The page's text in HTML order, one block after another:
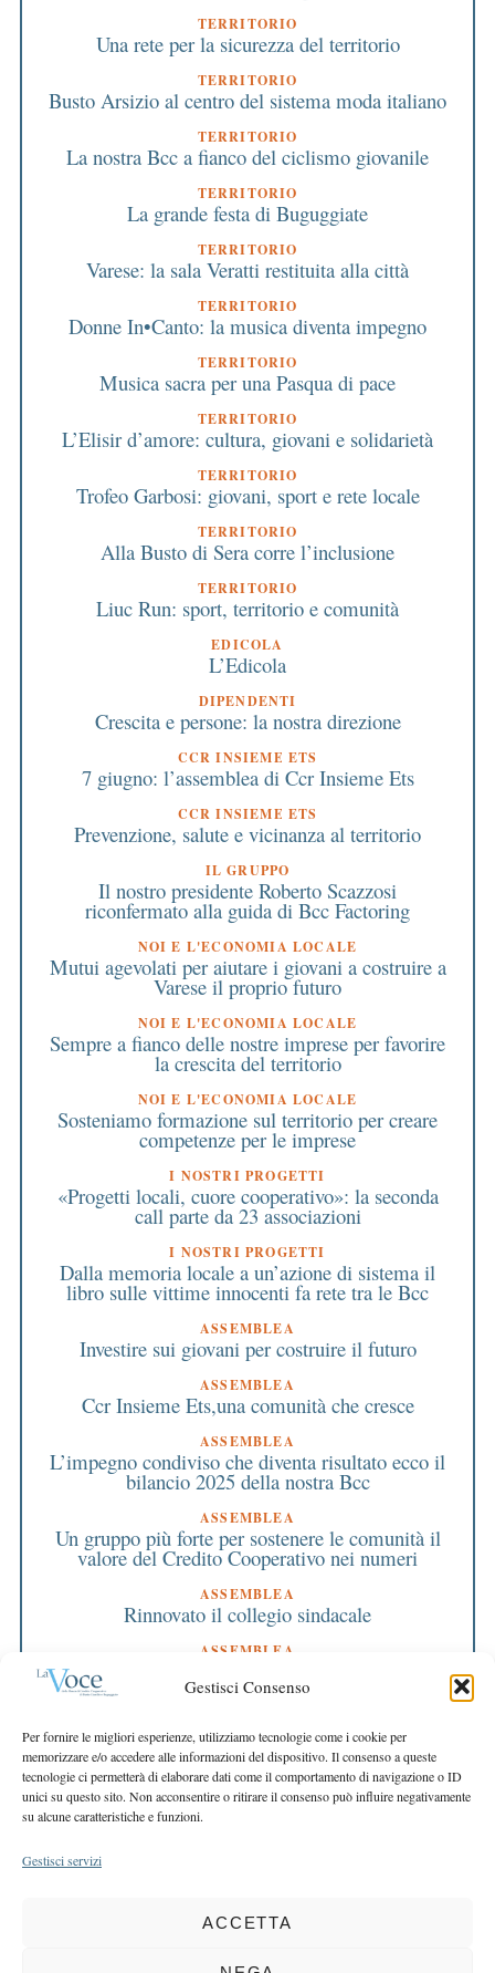
Gestisci Consenso
Per fornire le migliori esperienze, utilizziamo tecnologie come i cookie per
memorizzare e/o accedere alle informazioni del dispositivo. Il consenso a queste
tecnologie ci permetterà di elaborare dati come il comportamento di navigazione o ID
unici su questo sito. Non acconsentire o ritirare il consenso può influire negativamente
su alcune caratteristiche e funzioni.
Gestisci servizi
ACCETTA
TERRITORIO
Una rete per la sicurezza del territorio
TERRITORIO
Busto Arsizio al centro del sistema moda italiano
TERRITORIO
La nostra Bcc a fianco del ciclismo giovanile
TERRITORIO
La grande festa di Buguggiate
TERRITORIO
Varese: la sala Veratti restituita alla città
TERRITORIO
Donne In•Canto: la musica diventa impegno
TERRITORIO
Musica sacra per una Pasqua di pace
TERRITORIO
L’Elisir d’amore: cultura, giovani e solidarietà
TERRITORIO
Trofeo Garbosi: giovani, sport e rete locale
TERRITORIO
Alla Busto di Sera corre l’inclusione
TERRITORIO
Liuc Run: sport, territorio e comunità
EDICOLA
L’Edicola
DIPENDENTI
Crescita e persone: la nostra direzione
CCR INSIEME ETS
7 giugno: l’assemblea di Ccr Insieme Ets
CCR INSIEME ETS
Prevenzione, salute e vicinanza al territorio
IL GRUPPO
Il nostro presidente Roberto Scazzosi
riconfermato alla guida di Bcc Factoring
NOI E L'ECONOMIA LOCALE
Mutui agevolati per aiutare i giovani a costruire a
Varese il proprio futuro
NOI E L'ECONOMIA LOCALE
Sempre a fianco delle nostre imprese per favorire
la crescita del territorio
NOI E L'ECONOMIA LOCALE
Sosteniamo formazione sul territorio per creare
competenze per le imprese
I NOSTRI PROGETTI
«Progetti locali, cuore cooperativo»: la seconda
call parte da 23 associazioni
I NOSTRI PROGETTI
Dalla memoria locale a un’azione di sistema il
libro sulle vittime innocenti fa rete tra le Bcc
ASSEMBLEA
Investire sui giovani per costruire il futuro
ASSEMBLEA
Ccr Insieme Ets,una comunità che cresce
ASSEMBLEA
L’impegno condiviso che diventa risultato ecco il
bilancio 2025 della nostra Bcc
ASSEMBLEA
Un gruppo più forte per sostenere le comunità il
valore del Credito Cooperativo nei numeri
ASSEMBLEA
Rinnovato il collegio sindacale
ASSEMBLEA
Bilancio approvato all’unanimità e 2 milioni
destinati al territorio
EDITORIALE DIRETTORE
Crescere restando riconoscibili
EDITORIALE PRESIDENTE
Costruire futuro insieme
COPYRIGHT 2025 LA VOCE |PRIVACY